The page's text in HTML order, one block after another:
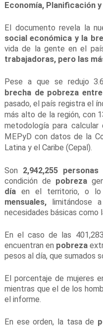
Economía, Planificación
El documento revela la
social económica y la
vida de la gente en el
trabajadoras, pero las
Pese a que se redujo
brecha de pobreza
pasado, el país registra el
más alto de la región, con
metodología para
MEPyD con datos de la
Latina y el Caribe (Cepal).
Son 2,942,255
condición de pobreza
día en el territorio, o
mensuales,limitándose a
necesidades básicas como
En el caso de las
encuentran en pobreza
pesos al día, que sumados
El porcentaje de mujeres
mientras que el de los
el informe.
En ese orden, la tasa de